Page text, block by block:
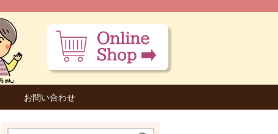
お問い合わせ